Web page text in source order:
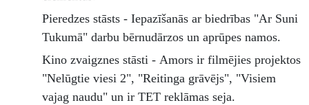
Pieredzes stāsts - Iepazīšanās ar biedrības "Ar Suni
Tukumā" darbu bērnudārzos un aprūpes namos.
Kino zvaigznes stāsti - Amors ir filmējies projektos
"Nelūgtie viesi 2", "Reitinga grāvējs", "Visiem
vajag naudu" un ir TET reklāmas seja.